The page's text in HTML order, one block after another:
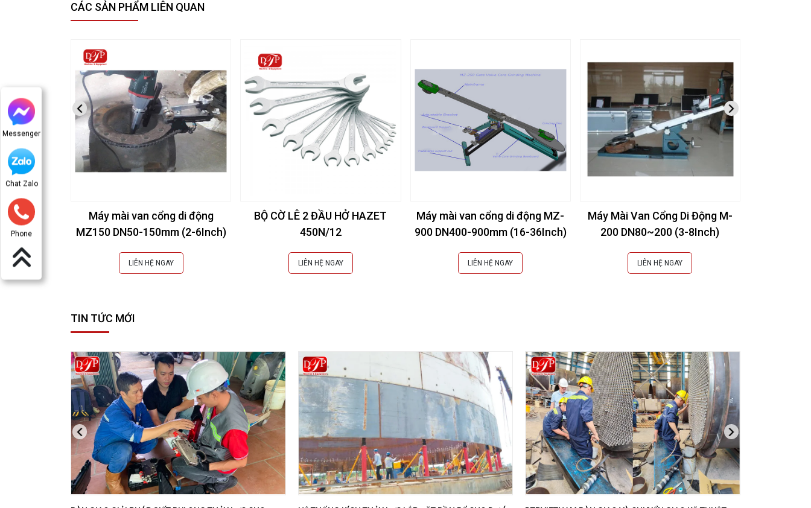
Messenger
Chat Zalo
Phone
CÁC SẢN PHẨM LIÊN QUAN
Máy mài van cổng di động
MZ150 DN50-150mm (2-6Inch)
LIÊN HỆ NGAY
BỘ CỜ LÊ 2 ĐẦU HỞ HAZET
450N/12
LIÊN HỆ NGAY
Máy mài van cổng di động MZ-
900 DN400-900mm (16-36Inch)
LIÊN HỆ NGAY
Máy Mài Van Cổng Di Động M-
200 DN80~200 (3-8Inch)
LIÊN HỆ NGAY
TIN TỨC MỚI